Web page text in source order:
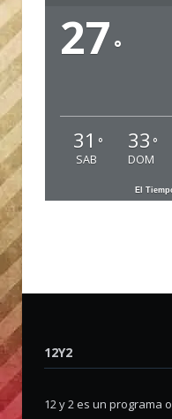
27 °
31 °
SAB
33 °
DOM
El
12Y2
12 y 2 es un programa